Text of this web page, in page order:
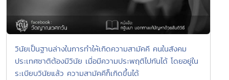
วินัยเป็นฐานล่างในการทำให้เกิดความสามัคคี คนในสังคม
ประเทศชาติต้องมีวินัย เมื่อมีความประพฤติไปกันได้ โดยอยู่ใน
ระเบียบวินัยแล้ว ความสามัคคีก็เกิดขึ้นได้